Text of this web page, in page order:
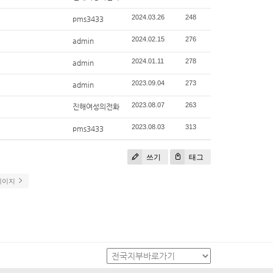
pms3433 2024.03.26 248
admin 2024.02.15 276
admin 2024.01.11 278
admin 2023.09.04 273
진해여성의전화 2023.08.07 263
pms3433 2023.08.03 313
쓰기 태그
이지